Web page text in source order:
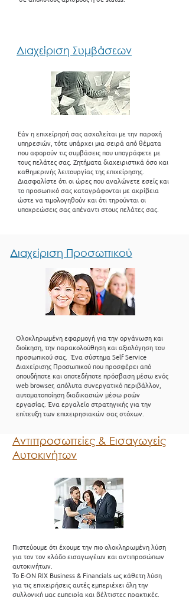
Διαχείριση Συμβάσεων
Εάν η επιχείρησή σας ασχολείται με την παροχή
υπηρεσιών, τότε υπάρχει μια σειρά από θέματα
που αφορούν τις συμβάσεις που υπογράφετε με
τους πελάτες σας. Ζητήματα διαχειριστικά όσο και
καθημερινής λειτουργίας της επιχείρησης.
Διασφαλίστε ότι οι ώρες που αναλώνετε εσείς και
το προσωπικό σας καταγράφονται με ακρίβεια
ώστε να τιμολογηθούν και ότι τηρούνται οι
υποχρεώσεις σας απέναντι στους πελάτες σας.
Διαχείριση Προσωπικού
Ολοκληρωμένη εφαρμογή για την οργάνωση και
διοίκηση, την παρακολούθηση και αξιολόγηση του
προσωπικού σας. Ένα σύστημα Self Service
Διαχείρισης Προσωπικού που προσφέρει από
οπουδήποτε και οποτεδήποτε πρόσβαση μέσω ενός
web browser, απόλυτα συνεργατικό περιβάλλον,
αυτοματοποίηση διαδικασιών μέσω ροών
εργασίας. Ένα εργαλείο στρατηγικής για την
επίτευξη των επιχειρησιακών σας στόχων.
Αντιπροσωπείες & Εισαγωγείς
Αυτοκινήτων
Πιστεύουμε ότι έχουμε την πιο ολοκληρωμένη λύση
για τον τον κλάδο εισαγωγέων και αντιπροσώπων
αυτοκινήτων.
Το E-ON RIX Business & Financials ως κάθετη λύση
για τις επιχειρήσεις αυτές εμπεριέχει όλη την
συλλογική μας εμπειρία και βέλτιστες πρακτικές,